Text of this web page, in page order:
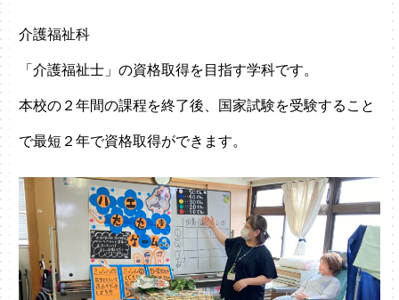
介護福祉科
「介護福祉士」の資格取得を目指す学科です。
本校の２年間の課程を終了後、国家試験を受験すること
で最短２年で資格取得ができます。